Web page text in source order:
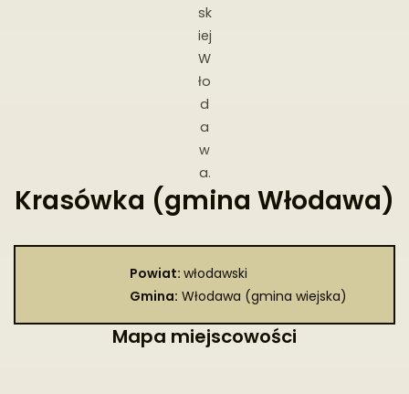
sk
iej
W
ło
d
a
w
a.
Krasówka (gmina Włodawa)
Powiat:włodawski
Gmina: Włodawa (gmina wiejska)
Mapa miejscowości